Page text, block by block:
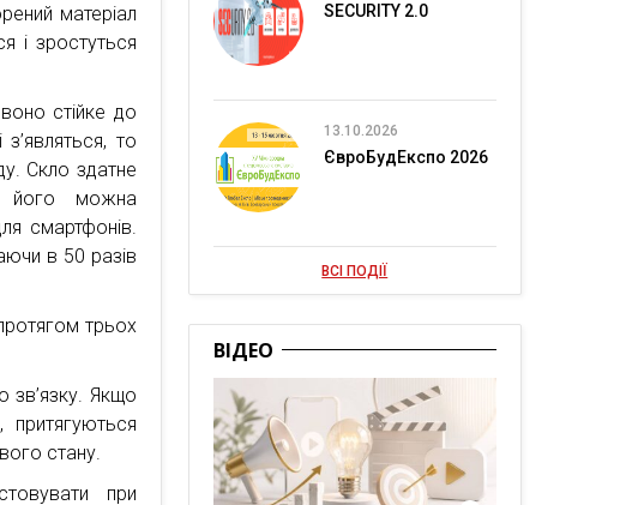
матеріал
і зростуться
стійке до
то
Скло здатне
його можна
смартфонів.
в 50 разів
трьох
зв’язку. Якщо
стану.
при
SECURITY 2.0
13.10.2026
ЄвроБудЕкспо 2026
ВСІ ПОДІЇ
ВІДЕО